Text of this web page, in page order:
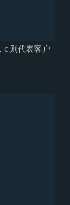
c 则代表客户